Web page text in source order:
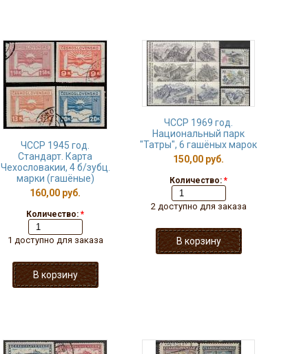
ЧССР 1945 год.
Стандарт. Карта
Чехословакии, 4 б/зубц.
марки (гашёные)
160,00 руб.
Количество: *
1 доступно для заказа
ЧССР 1969 год.
Национальный парк
"Татры", 6 гашёных марок
150,00 руб.
Количество: *
2 доступно для заказа